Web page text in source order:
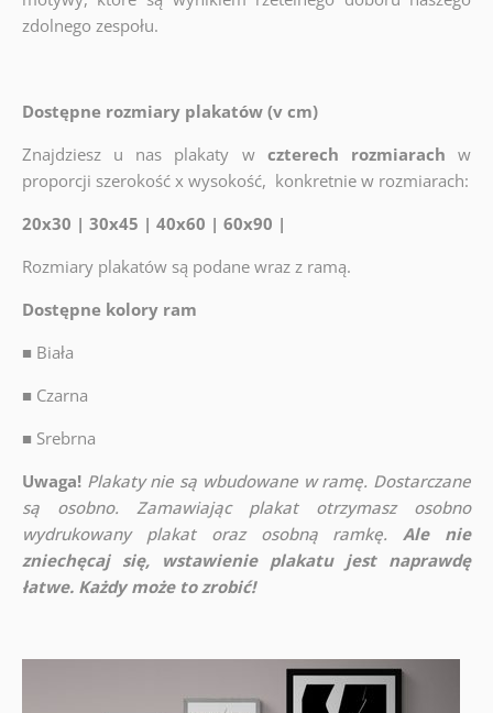
zdolnego zespołu.
Dostępne rozmiary plakatów (v cm)
Znajdziesz u nas plakaty w czterech rozmiarach
w
proporcji szerokość x wysokość, konkretnie w rozmiarach:
20x30 | 30x45 | 40x60 | 60x90 |
Rozmiary plakatów są podane wraz z ramą.
Dostępne kolory ram
■ Biała
■ Czarna
■ Srebrna
Uwaga! Plakaty nie są wbudowane w ramę. Dostarczane
są osobno. Zamawiając plakat otrzymasz osobno
wydrukowany plakat oraz osobną ramkę.
Ale nie
zniechęcaj się, wstawienie plakatu jest naprawdę
łatwe. Każdy może to zrobić!